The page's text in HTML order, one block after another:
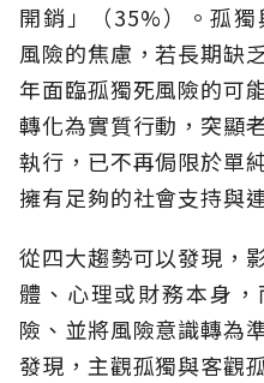
開銷」（35%）。孤
風險的焦慮，若長期缺
年面臨孤獨死風險的可
轉化為實質行動，突顯
執行，已不再侷限於單
擁有足夠的社會支持與
從四大趨勢可以發現，
體、心理或財務本身
險、並將風險意識轉為
發現，主觀孤獨與客觀